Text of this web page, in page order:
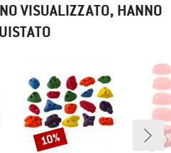
VISUALIZZATO, HANNO
Sconto
10%